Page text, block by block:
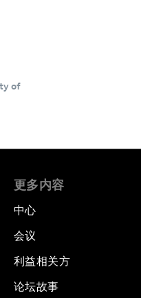
of
更多内容
中心
会议
利益相关方
论坛故事